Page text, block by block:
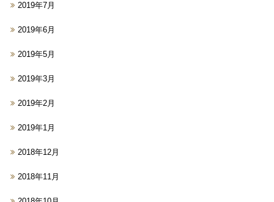
2019年7月
2019年6月
2019年5月
2019年3月
2019年2月
2019年1月
2018年12月
2018年11月